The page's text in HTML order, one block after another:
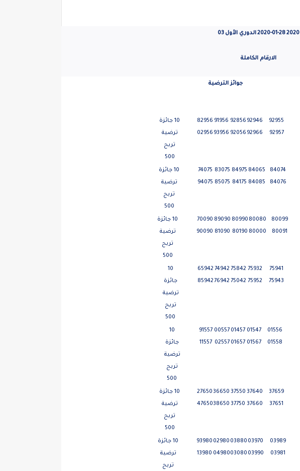
2020
2020-01-28 الدوري الأول 03
الارقام الكاملة
جوائز الترضية
92955
92957
92946
92966
92856
92056
91956
93956
82956
02956
10 جائزة
ترضية
تربح
500
84074
84076
84065
84085
84975
84175
83075
85075
74075
94075
10 جائزة
ترضية
تربح
500
80099
80091
80080
80000
80990
80190
89090
81090
70090
90090
10 جائزة
ترضية
تربح
500
75941
75943
75932
75952
75842
75042
74942
76942
65942
85942
10
جائزة
ترضية
تربح
500
01556
01558
01547
01567
01457
01657
00557
02557
91557
11557
10
جائزة
ترضية
تربح
500
37659
37651
37640
37660
37550
37750
36650
38650
27650
47650
10 جائزة
ترضية
تربح
500
03989
03981
03970
03990
03880
03080
02980
04980
93980
13980
10 جائزة
ترضية
تربح